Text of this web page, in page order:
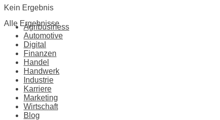
Kein Ergebnis
Alle Ergebnisse
Agribusiness
Automotive
Digital
Finanzen
Handel
Handwerk
Industrie
Karriere
Marketing
Wirtschaft
Blog